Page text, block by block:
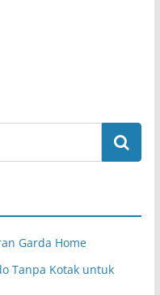
Garda Home
Tanpa Kotak untuk